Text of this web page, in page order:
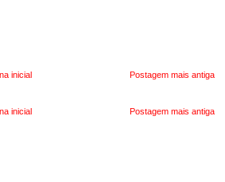
Postagem mais antiga
inicial
Postagem mais antiga
inicial